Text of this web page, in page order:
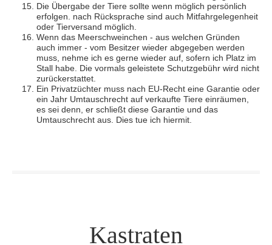
Die Übergabe der Tiere sollte wenn möglich persönlich
erfolgen. nach Rücksprache sind auch Mitfahrgelegenheit
oder Tierversand möglich.
Wenn das Meerschweinchen - aus welchen Gründen
auch immer - vom Besitzer wieder abgegeben werden
muss, nehme ich es gerne wieder auf, sofern ich Platz im
Stall habe. Die vormals geleistete Schutzgebühr wird nicht
zurückerstattet.
Ein Privatzüchter muss nach EU-Recht eine Garantie oder
ein Jahr Umtauschrecht auf verkaufte Tiere einräumen,
es sei denn, er schließt diese Garantie und das
Umtauschrecht aus. Dies tue ich hiermit.
Kastraten